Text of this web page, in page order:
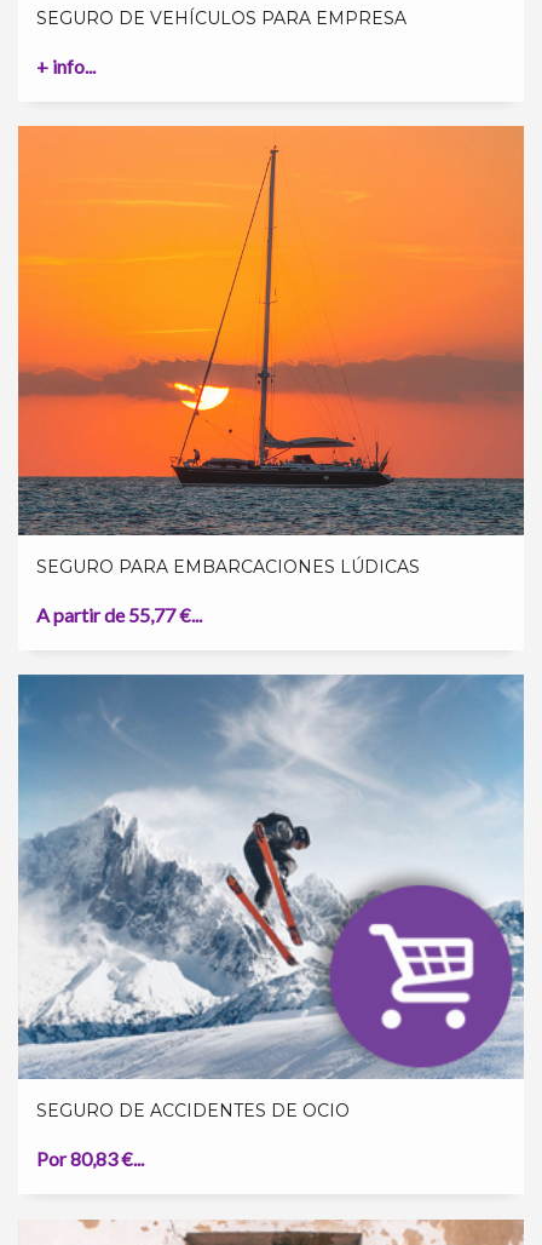
SEGURO DE VEHÍCULOS PARA EMPRESA
+ info...
SEGURO PARA EMBARCACIONES LÚDICAS
A partir de 55,77 €...
SEGURO DE ACCIDENTES DE OCIO
Por 80,83 €...